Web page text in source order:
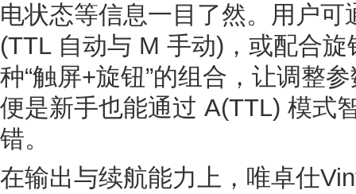
电状态等信息一目了然。用户
(TTL 自动与 M 手动)，或配合
种“触屏+旋钮”的组合，让调整
便是新手也能通过 A(TTL) 模式
错。
在输出与续航能力上，唯卓仕